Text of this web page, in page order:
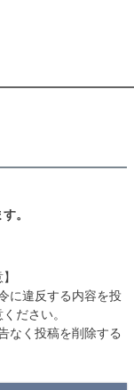
。
に違反する内容を投
ださい。
なく投稿を削除する